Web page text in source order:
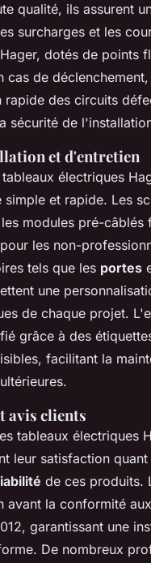
qualité, ils assurent
surcharges et les
dotés de points
cas de
rapide des circuits
sécurité de
et d'entretien
électriques
et rapide. Les
modules pré-câblés
les non-
tels que les portes
une
de chaque projet.
grâce à des
facilitant la
avis clients
tableaux électriques
leur satisfaction quant
de ces produits.
avant la conformité
garantissant une
De nombreux